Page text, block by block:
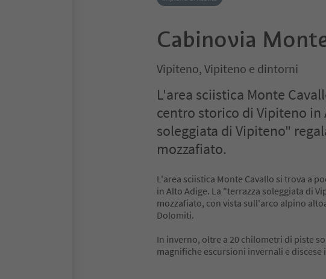
Cabinovia
Vipiteno, Vipiteno e dintorni
L'area sciistica Monte
centro storico di Vipiteno in
soleggiata di Vipiteno"
mozzafiato.
L'area sciistica Monte Cavallo si trova a
in Alto Adige. La "terrazza soleggiata di
mozzafiato, con vista sull'arco alpino
Dolomiti.
In inverno, oltre a 20 chilometri di piste
magnifiche escursioni invernali e